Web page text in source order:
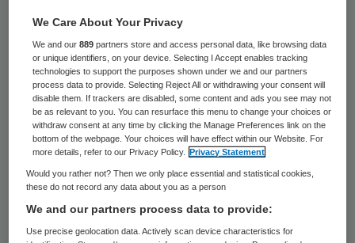
benaderwijzen toe die beogen de kwaliteit
van leven te verhogen zonder dat altijd de
effectiviteit ervan onderzocht is. Denk
bijvoorbeeld aan geur-, massage- en
muziektherapie in verpleeghuizen.
ZonMw is in navolging van
wereldgezondheidsorganisatie WHO van
mening dat hiermeer onderzoeknaar
verricht moet worden. Onderzoek om de
We Care About Your Privacy
We and our889 partners store and access personal data, like browsing data
or unique identifiers, on your device. Selecting I Accept enables tracking
technologies to support the purposes shown under we and our partners
process data to provide. Selecting Reject All or withdrawing your consent will
disable them. If trackers are disabled, some content and ads you see may not
be as relevant to you. You can resurface this menu to change your choices or
withdraw consent at any time by clicking the Manage Preferences link on the
bottom of the webpage. Your choices will have effect within our Website. For
more details, refer to our Privacy Policy.
Privacy Statement
Would you rather not? Then we only place essential and statistical cookies,
these do not record any data about you as a person
We and our partners process data to provide:
Use precise geolocation data. Actively scan device characteristics for